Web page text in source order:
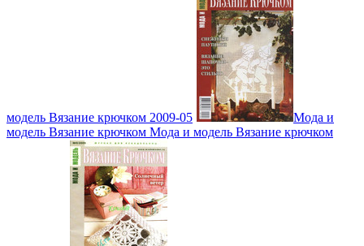
модель Вязание крючком 2009-05
Мода и
модель Вязание крючком Мода и модель Вязание крючком